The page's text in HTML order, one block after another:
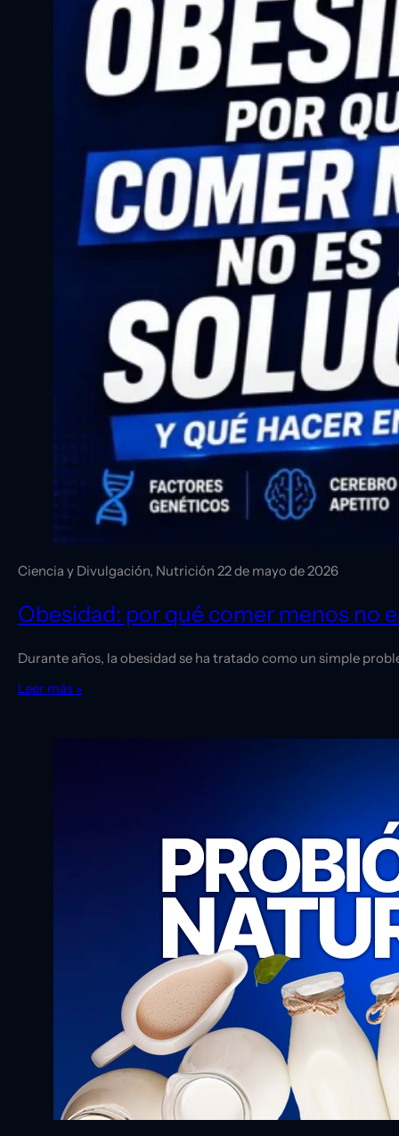
Ciencia y Divulgación, Nutrición 22 de mayo de 2026
Obesidad: por qué comer menos no
Durante años, la obesidad se ha tratado como un simple
Leer más »